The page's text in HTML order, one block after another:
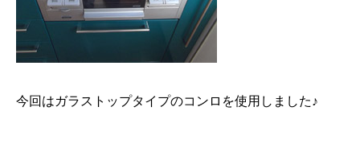
今回はガラストップタイプのコンロを使用しました♪